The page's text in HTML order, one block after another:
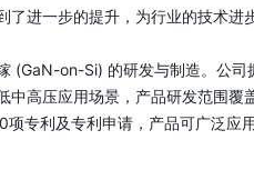
进一步的提升，为行业的技术进
(GaN-on-Si) 的研发与制造。公
高压应用场景，产品研发范围
专利及专利申请，产品可广泛应